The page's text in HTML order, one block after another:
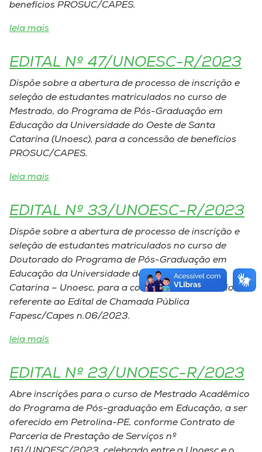
benefícios PROSUC/CAPES.
leia mais
EDITAL Nº 47/UNOESC-R/2023
Dispõe sobre a abertura de processo de inscrição e
seleção de estudantes matriculados no curso de
Mestrado, do Programa de Pós-Graduação em
Educação da Universidade do Oeste de Santa
Catarina (Unoesc), para a concessão de benefícios
PROSUC/CAPES.
leia mais
EDITAL Nº 33/UNOESC-R/2023
Dispõe sobre a abertura de processo de inscrição e
seleção de estudantes matriculados no curso de
Doutorado do Programa de Pós-Graduação em
Educação da Universidade do Oeste de Santa
Catarina – Unoesc, para a concessão de benefício,
referente ao Edital de Chamada Pública
Fapesc/Capes n.06/2023.
leia mais
EDITAL Nº 23/UNOESC-R/2023
Abre inscrições para o curso de Mestrado Acadêmico
do Programa de Pós-graduação em Educação, a ser
oferecido em Petrolina-PE, conforme Contrato de
Parceria de Prestação de Serviços nº